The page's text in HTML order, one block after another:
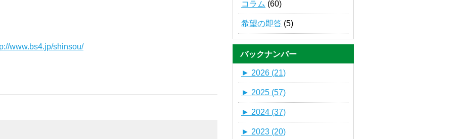
www.bs4.jp/shinsou/
コラム (60)
希望の即答 (5)
バックナンバー
► 2026 (21)
► 2025 (57)
► 2024 (37)
► 2023 (20)